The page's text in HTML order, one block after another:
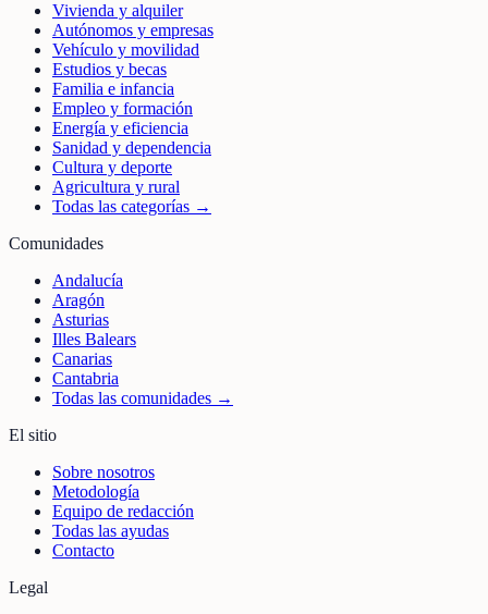
Vivienda y alquiler
Autónomos y empresas
Vehículo y movilidad
Estudios y becas
Familia e infancia
Empleo y formación
Energía y eficiencia
Sanidad y dependencia
Cultura y deporte
Agricultura y rural
Todas las categorías →
Comunidades
Andalucía
Aragón
Asturias
Illes Balears
Canarias
Cantabria
Todas las comunidades →
El sitio
Sobre nosotros
Metodología
Equipo de redacción
Todas las ayudas
Contacto
Legal